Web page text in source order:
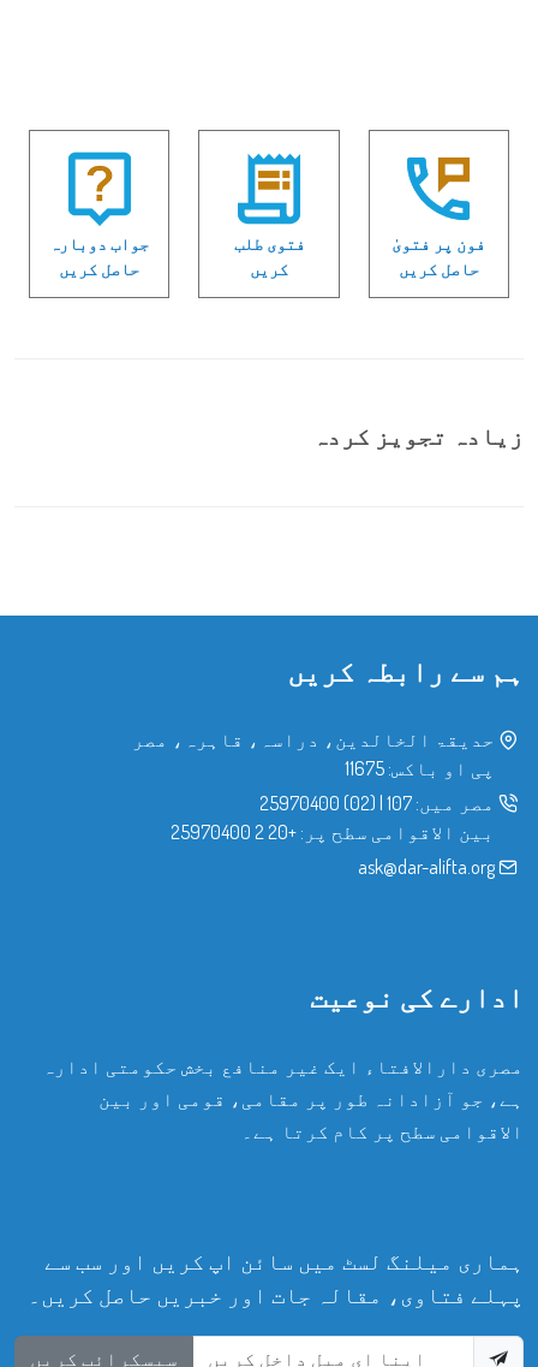
فون پر فتویٰ
حاصل کریں
فتوی طلب
کریں
جواب دوبارہ
حاصل کریں
زیادہ تجویز کردہ
ہم سے رابطہ کریں
حدیقۃ الخالدین، دراسہ، قاہرہ، مصر
پی او باکس: 11675
مصر میں: 107
|
(02) 25970400
بین الاقوامی سطح پر: +20 2 25970400
ask@dar-alifta.org
ادارے کی نوعیت
مصری دارالافتاء ایک غیر منافع بخش حکومتی ادارہ
ہے، جو آزادانہ طور پر مقامی، قومی اور بین
الاقوامی سطح پر کام کرتا ہے۔
ہماری میلنگ لسٹ میں سائن اپ کریں اور سب سے
پہلے فتاوی، مقالہ جات اور خبریں حاصل کریں۔
سبسکرائب کریں